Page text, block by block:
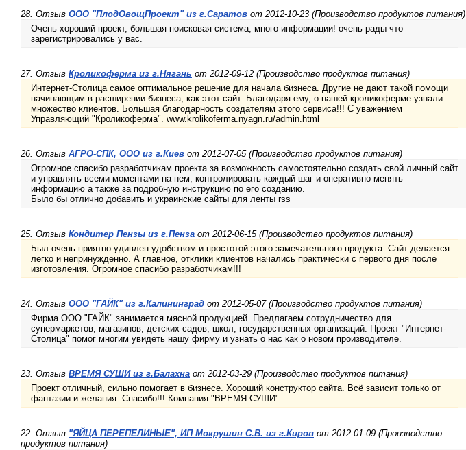
28. Отзыв ООО "ПлодОвощПроект" из г.Саратов от 2012-10-23 (Производство продуктов питания)
Очень хороший проект, большая поисковая система, много информации! очень рады что
зарегистрировались у вас.
27. Отзыв Кроликоферма из г.Нягань от 2012-09-12 (Производство продуктов питания)
Интернет-Столица самое оптимальное решение для начала бизнеса. Другие не дают такой помощи
начинающим в расширении бизнеса, как этот сайт. Благодаря ему, о нашей кроликоферме узнали
множество клиентов. Большая благодарность создателям этого сервиса!!! С уважением
Управляющий "Кроликоферма". www.krolikoferma.nyagn.ru/admin.html
26. Отзыв АГРО-СПК, ООО из г.Киев от 2012-07-05 (Производство продуктов питания)
Огромное спасибо разработчикам проекта за возможность самостоятельно создать свой личный сайт
и управлять всеми моментами на нем, контролировать каждый шаг и оперативно менять
информацию а также за подробную инструкцию по его созданию.
Было бы отлично добавить и украинские сайты для ленты rss
25. Отзыв Кондитер Пензы из г.Пенза от 2012-06-15 (Производство продуктов питания)
Был очень приятно удивлен удобством и простотой этого замечательного продукта. Сайт делается
легко и непринужденно. А главное, отклики клиентов начались практически с первого дня после
изготовления. Огромное спасибо разработчикам!!!
24. Отзыв ООО "ГАЙК" из г.Калининград от 2012-05-07 (Производство продуктов питания)
Фирма ООО "ГАЙК" занимается мясной продукцией. Предлагаем сотрудничество для
супермаркетов, магазинов, детских садов, школ, государственных организаций. Проект "Интернет-
Столица" помог многим увидеть нашу фирму и узнать о нас как о новом производителе.
23. Отзыв ВРЕМЯ СУШИ из г.Балахна от 2012-03-29 (Производство продуктов питания)
Проект отличный, сильно помогает в бизнесе. Хороший конструктор сайта. Всё зависит только от
фантазии и желания. Спасибо!!! Компания "ВРЕМЯ СУШИ"
22. Отзыв "ЯЙЦА ПЕРЕПЕЛИНЫЕ", ИП Мокрушин С.В. из г.Киров от 2012-01-09 (Производство
продуктов питания)